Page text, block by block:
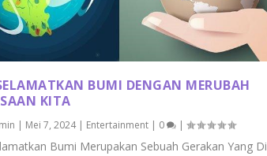
BUMI DENGAN MERUBAH
KITA
| Mei 7, 2024| Entertainment| 0 |
Bumi Merupakan Sebuah Gerakan Yang Di